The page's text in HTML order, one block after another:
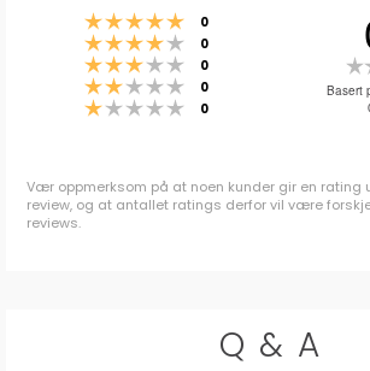
Karakter: 5 av 5
0
Karakter: 4 av 5
0
Karakter: 3 av 5
0
Karakter: 2 av 5
0
Karakter: 1 av 5
0
Basert
Vær oppmerksom på at noen kunder gir en rating
review, og at antallet ratings derfor vil være
reviews.
Q & A